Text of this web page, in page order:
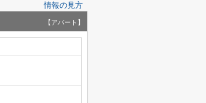
情報の見方
【アパート】